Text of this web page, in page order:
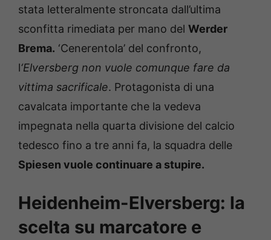
stata letteralmente stroncata dall’ultima
sconfitta rimediata per mano del Werder
Brema. ‘Cenerentola’ del confronto,
l‘Elversberg non vuole comunque fare da
vittima sacrificale. Protagonista di una
cavalcata importante che la vedeva
impegnata nella quarta divisione del calcio
tedesco fino a tre anni fa, la squadra delle
Spiesen vuole continuare a stupire.
Heidenheim-Elversberg: la
scelta su marcatore e